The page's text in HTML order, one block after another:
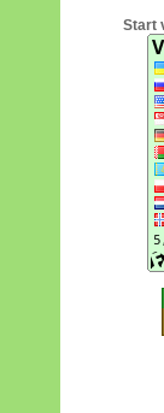
Start